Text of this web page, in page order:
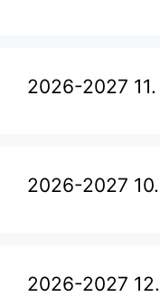
2026-2027 11.
2026-2027 10.
2026-2027 12.